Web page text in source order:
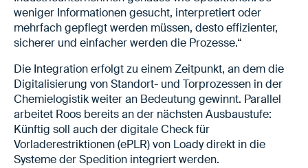
weniger Informationen gesucht, interpretiert oder
mehrfach gepflegt werden müssen, desto effizienter,
sicherer und einfacher werden die Prozesse.“
Die Integration erfolgt zu einem Zeitpunkt, an dem die
Digitalisierung von Standort- und Torprozessen in der
Chemielogistik weiter an Bedeutung gewinnt. Parallel
arbeitet Roos bereits an der nächsten Ausbaustufe:
Künftig soll auch der digitale Check für
Vorladerestriktionen (ePLR) von Loady direkt in die
Systeme der Spedition integriert werden.